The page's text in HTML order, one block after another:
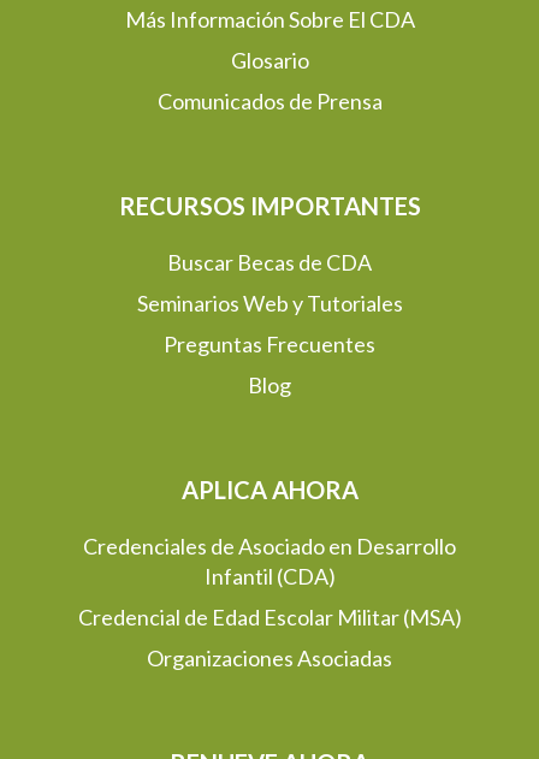
Más Información Sobre El CDA
Glosario
Comunicados de Prensa
RECURSOS IMPORTANTES
Buscar Becas de CDA
Seminarios Web y Tutoriales
Preguntas Frecuentes
Blog
APLICA AHORA
Credenciales de Asociado en Desarrollo
Infantil (CDA)
Credencial de Edad Escolar Militar (MSA)
Organizaciones Asociadas